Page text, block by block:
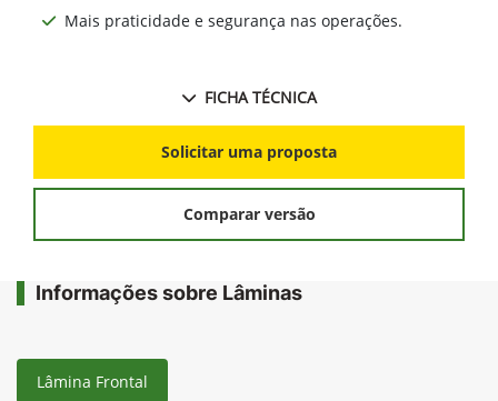
Mais praticidade e segurança nas operações.
FICHA TÉCNICA
Solicitar uma proposta
Comparar versão
Informações sobre Lâminas
Lâmina Frontal